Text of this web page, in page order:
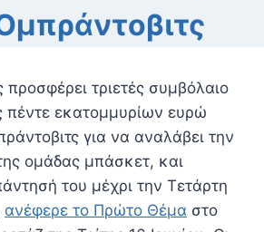
τριετές συμβόλαιο
πέντε εκατομμυρίων ευρώ
για να αναλάβει την
ομάδας μπάσκετ, και
του μέχρι την Τετάρτη
ανέφερε το Πρώτο Θέμα στο